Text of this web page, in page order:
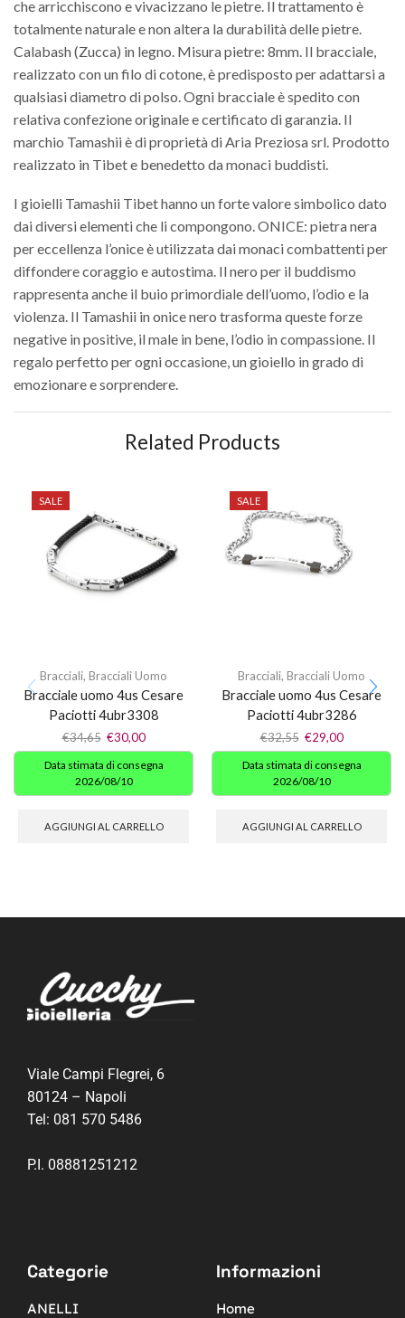
che arricchiscono e vivacizzano le pietre. Il trattamento è
totalmente naturale e non altera la durabilità delle pietre.
Calabash (Zucca) in legno. Misura pietre: 8mm. Il bracciale,
realizzato con un filo di cotone, è predisposto per adattarsi a
qualsiasi diametro di polso. Ogni bracciale è spedito con
relativa confezione originale e certificato di garanzia. Il
marchio Tamashii è di proprietà di Aria Preziosa srl. Prodotto
realizzato in Tibet e benedetto da monaci buddisti.
I gioielli Tamashii Tibet hanno un forte valore simbolico dato
dai diversi elementi che li compongono. ONICE: pietra nera
per eccellenza l’onice è utilizzata dai monaci combattenti per
diffondere coraggio e autostima. Il nero per il buddismo
rappresenta anche il buio primordiale dell’uomo, l’odio e la
violenza. Il Tamashii in onice nero trasforma queste forze
negative in positive, il male in bene, l’odio in compassione. Il
regalo perfetto per ogni occasione, un gioiello in grado di
emozionare e sorprendere.
Related Products
SALE
Bracciali, Bracciali Uomo
Bracciale uomo 4us Cesare
Paciotti 4ubr3308
€34,65 €30,00
Data stimata di consegna
2026/08/10
AGGIUNGI AL CARRELLO
SALE
Bracciali, Bracciali Uomo
Bracciale uomo 4us Cesare
Paciotti 4ubr3286
€32,55 €29,00
Data stimata di consegna
2026/08/10
AGGIUNGI AL CARRELLO
Viale Campi Flegrei, 6
80124 – Napoli
Tel: 081 570 5486
P.I. 08881251212
Categorie
ANELLI
Informazioni
Home